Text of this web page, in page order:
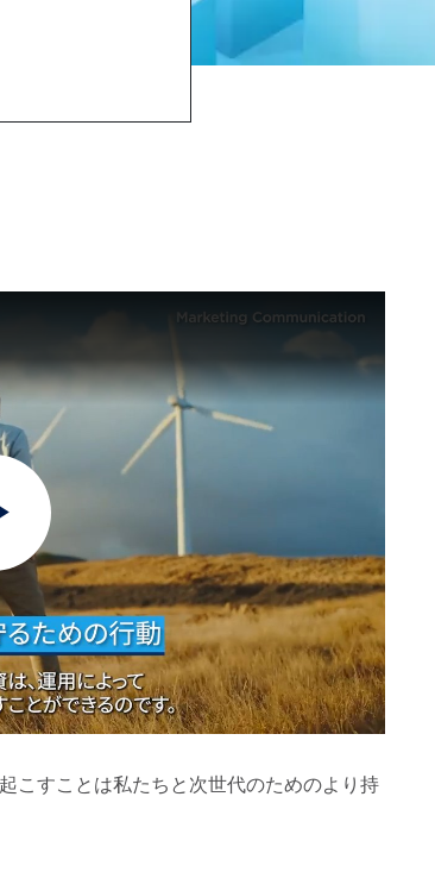
こすことは私たちと次世代のためのより持